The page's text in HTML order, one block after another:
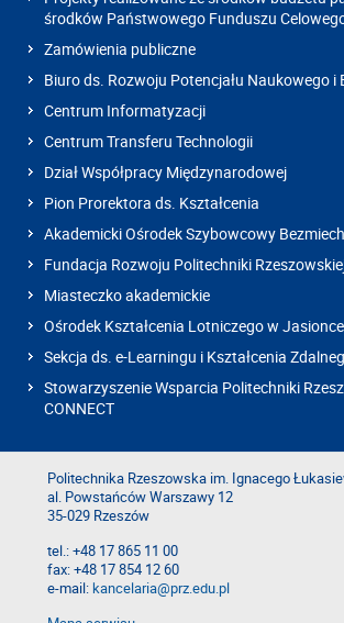
środków Państwowego Funduszu
Zamówienia publiczne
Biuro ds. Rozwoju Potencjału Naukowego i
Centrum Informatyzacji
Centrum Transferu Technologii
Dział Współpracy Międzynarodowej
Pion Prorektora ds. Kształcenia
Akademicki Ośrodek Szybowcowy
Fundacja Rozwoju Politechniki
Miasteczko akademickie
Ośrodek Kształcenia Lotniczego w Jasionce
Sekcja ds. e-Learningu i Kształcenia
Stowarzyszenie Wsparcia Politechniki
CONNECT
Politechnika Rzeszowska im. Ignacego
al. Powstańców Warszawy 12
35-029 Rzeszów
tel.: +48 17 865 11 00
fax: +48 17 854 12 60
e-mail:kancelaria@prz.edu.pl